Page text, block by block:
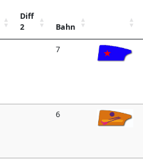
Diff
2
Bahn
7
6